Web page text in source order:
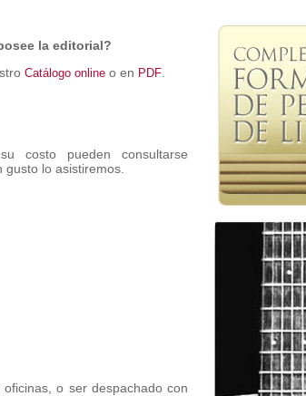
la editorial?
Catálogo online o en PDF
costo pueden consultarse
gusto lo asistiremos.
o ser despachado con